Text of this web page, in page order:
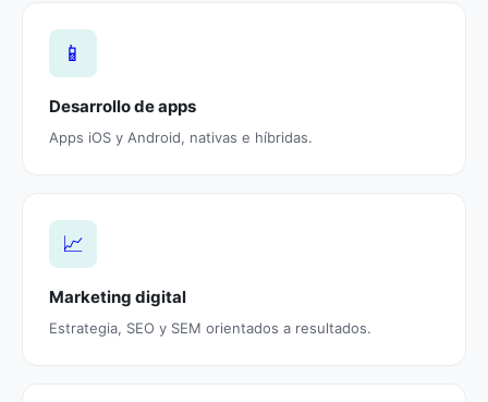
📱
Desarrollo de apps
Apps iOS y Android, nativas e híbridas.
📈
Marketing digital
Estrategia, SEO y SEM orientados a resultados.